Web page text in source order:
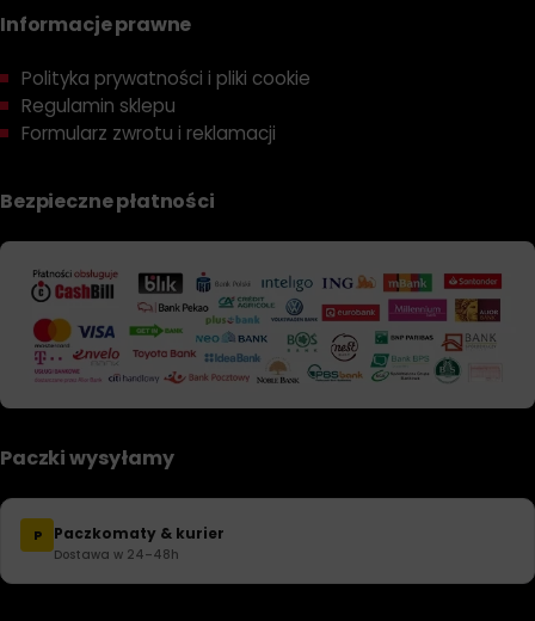
Informacje prawne
Polityka prywatności i pliki cookie
Regulamin sklepu
Formularz zwrotu i reklamacji
Bezpieczne płatności
Paczki wysyłamy
P Paczkomaty & kurier
Dostawa w 24–48h